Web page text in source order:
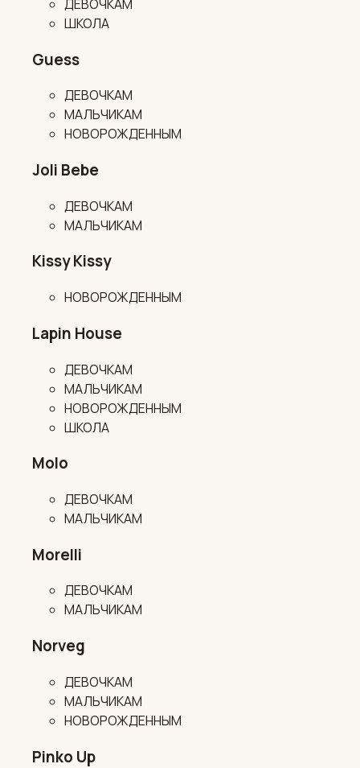
ДЕВОЧКАМ
ШКОЛА
Guess
ДЕВОЧКАМ
МАЛЬЧИКАМ
НОВОРОЖДЕННЫМ
Joli Bebe
ДЕВОЧКАМ
МАЛЬЧИКАМ
Kissy Kissy
НОВОРОЖДЕННЫМ
Lapin House
ДЕВОЧКАМ
МАЛЬЧИКАМ
НОВОРОЖДЕННЫМ
ШКОЛА
Molo
ДЕВОЧКАМ
МАЛЬЧИКАМ
Morelli
ДЕВОЧКАМ
МАЛЬЧИКАМ
Norveg
ДЕВОЧКАМ
МАЛЬЧИКАМ
НОВОРОЖДЕННЫМ
Pinko Up